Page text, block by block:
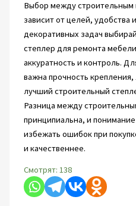
Выбор между
зависит от целей, удобства
декоративных задач
степлер для ремонта
аккуратность и контроль.
важна прочность
лучший строительный
Разница между
принципиальна, и
избежать ошибок при
и качественнее.
Смотрят: 138